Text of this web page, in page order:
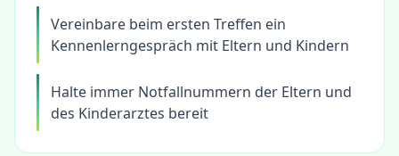
Vereinbare beim ersten Treffen ein
Kennenlerngespräch mit Eltern und Kindern
Halte immer Notfallnummern der Eltern und
des Kinderarztes bereit